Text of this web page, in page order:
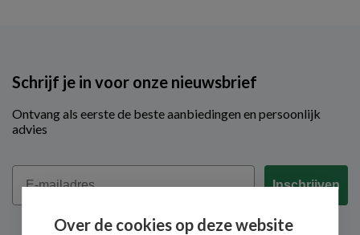
Schrijf je in voor onze nieuwsbrief
Ontvang als eerste de beste aanbiedingen en persoonlijk
advies
Email
Inschrijven
Over de cookies op deze website